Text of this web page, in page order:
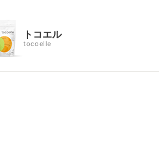
トコエル
tocoelle